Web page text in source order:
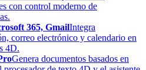
con control moderno de
365, GmailIntegra
correo electrónico y calendario en
4D.
Genera documentos basados en